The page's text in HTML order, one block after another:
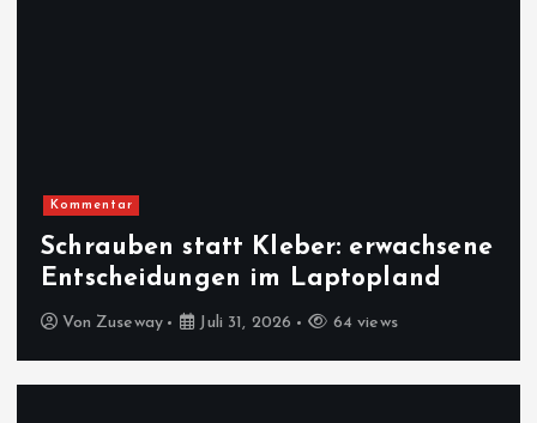
Kommentar
Schrauben statt Kleber: erwachsene
Entscheidungen im Laptopland
Von Zuseway Juli 31, 2026 64 views